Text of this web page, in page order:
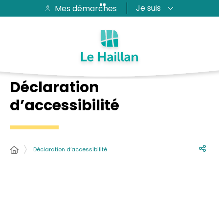
Aide et accessibilité
Passer au menu
Passer au contenuMes démarches Je suis
Déclaration
d’accessibilité
Déclaration d’accessibilité